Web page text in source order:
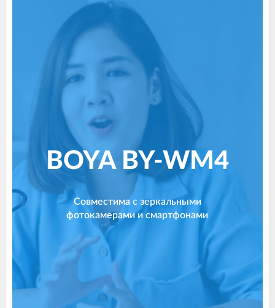
BOYA BY-WM4
Совместима с зеркальными
фотокамерами и смартфонами